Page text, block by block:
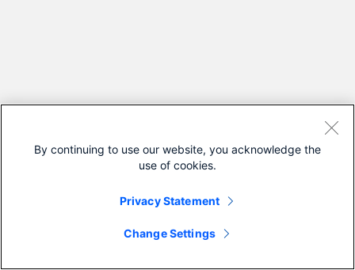
By continuing to use our website, you acknowledge the
use of cookies.
Privacy Statement
Change Settings